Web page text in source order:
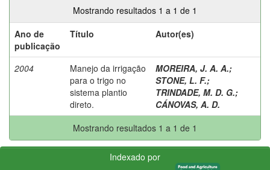
Mostrando resultados 1 a 1 de 1
Ano de
publicação
Título Autor(es)
2004
Manejo da irrigação
para o trigo no
sistema plantio
direto.
MOREIRA, J. A. A.;
STONE, L. F.;
TRINDADE, M. D. G.;
CÁNOVAS, A. D.
Mostrando resultados 1 a 1 de 1
Indexado por